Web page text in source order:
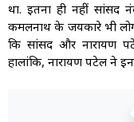
था. इतना ही नहीं सांसद
कमलनाथ के जयकारे भी
कि सांसद और नारायण
हालांकि, नारायण पटेल ने इन